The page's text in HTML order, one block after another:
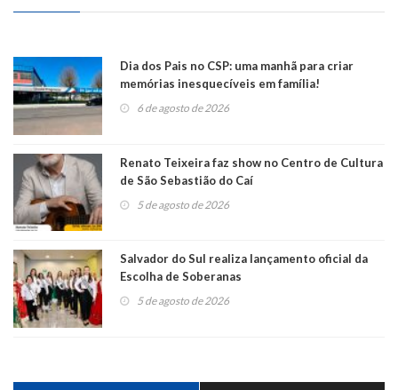
Dia dos Pais no CSP: uma manhã para criar
memórias inesquecíveis em família!
6 de agosto de 2026
Renato Teixeira faz show no Centro de Cultura
de São Sebastião do Caí
5 de agosto de 2026
Salvador do Sul realiza lançamento oficial da
Escolha de Soberanas
5 de agosto de 2026